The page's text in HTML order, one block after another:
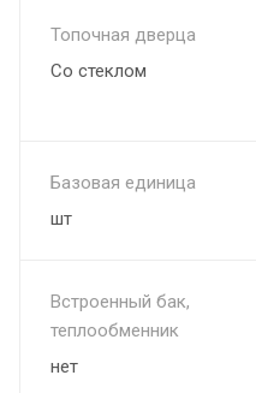
Топочная дверца
Со стеклом
Базовая единица
шт
Встроенный бак,
теплообменник
нет